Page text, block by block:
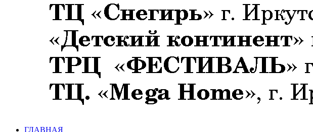
ГЛАВНАЯ